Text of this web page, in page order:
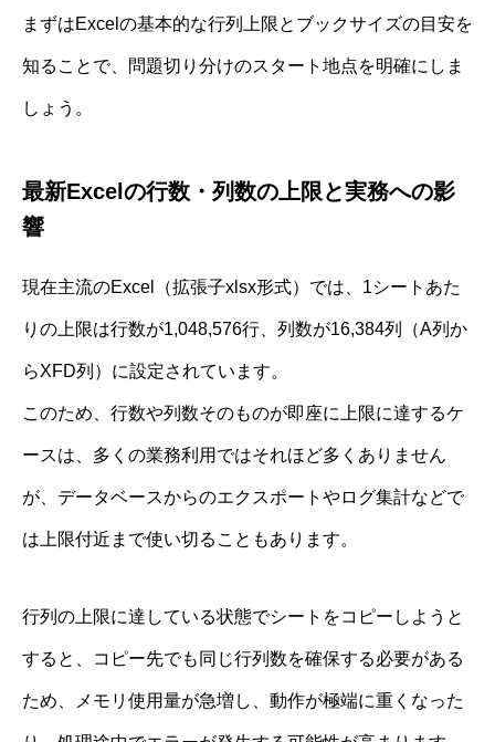
まずはExcelの基本的な行列上限とブックサイズの目安を
知ることで、問題切り分けのスタート地点を明確にしま
しょう。
最新Excelの行数・列数の上限と実務への影
響
現在主流のExcel（拡張子xlsx形式）では、1シートあた
りの上限は行数が1,048,576行、列数が16,384列（A列か
らXFD列）に設定されています。
このため、行数や列数そのものが即座に上限に達するケ
ースは、多くの業務利用ではそれほど多くありません
が、データベースからのエクスポートやログ集計などで
は上限付近まで使い切ることもあります。
行列の上限に達している状態でシートをコピーしようと
すると、コピー先でも同じ行列数を確保する必要がある
ため、メモリ使用量が急増し、動作が極端に重くなった